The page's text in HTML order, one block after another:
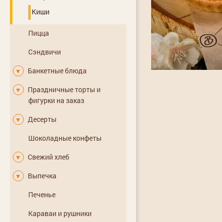
Киши
Пицца
Сэндвичи
▼ Банкетные блюда
▼
Праздничные торты и
фигурки на заказ
▼
Десерты
Шоколадные конфеты
▼ Свежий хлеб
▼
Выпечка
Печенье
Караваи и рушники